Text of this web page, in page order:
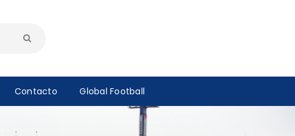
Contacto Global Football